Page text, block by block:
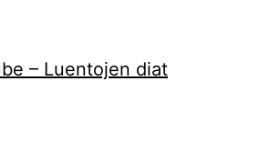
– Luentojen diat